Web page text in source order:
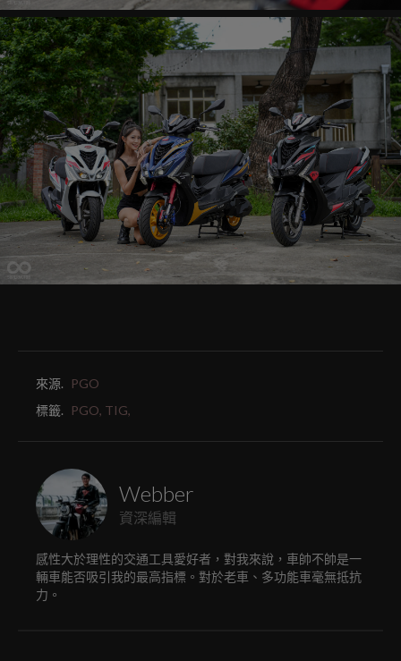
來源.
PGO
標籤.
PGO, TIG,
Webber
資深編輯
感性大於理性的交通工具愛好者，對我來說，車帥不帥是一
輛車能否吸引我的最高指標。對於老車、多功能車毫無抵抗
力。